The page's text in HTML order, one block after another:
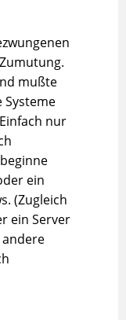
mußte
Systeme
nur
ein
(Zugleich
ein Server